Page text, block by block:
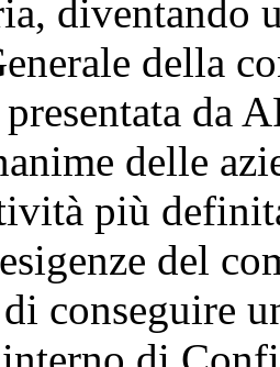
diventando
della
da
delle
più
del
conseguire